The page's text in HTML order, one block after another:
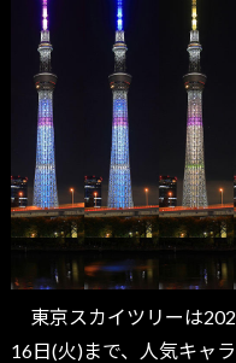
東京スカイツリーは
16日(火)まで、人気キャ